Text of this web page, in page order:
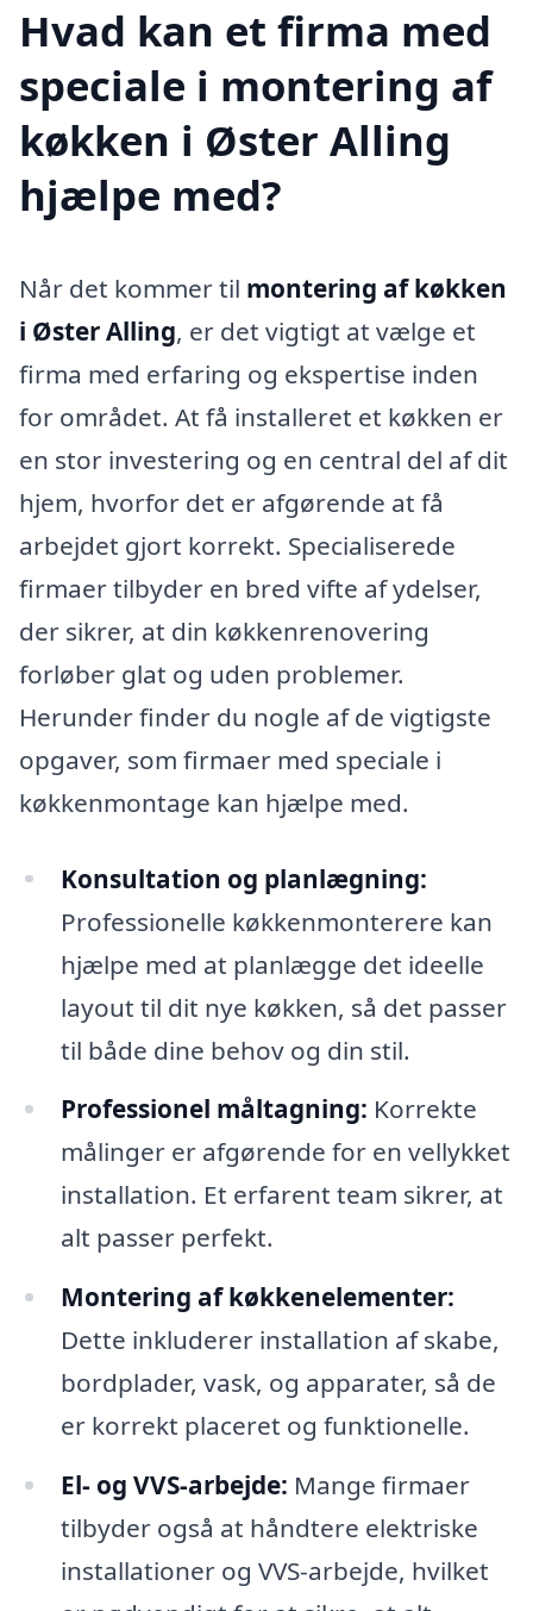
Hvad kan et firma med
speciale i montering af
køkken i Øster Alling
hjælpe med?
Når det kommer til montering af køkken
i Øster Alling, er det vigtigt at vælge et
firma med erfaring og ekspertise inden
for området. At få installeret et køkken er
en stor investering og en central del af dit
hjem, hvorfor det er afgørende at få
arbejdet gjort korrekt. Specialiserede
firmaer tilbyder en bred vifte af ydelser,
der sikrer, at din køkkenrenovering
forløber glat og uden problemer.
Herunder finder du nogle af de vigtigste
opgaver, som firmaer med speciale i
køkkenmontage kan hjælpe med.
Konsultation og planlægning:
Professionelle køkkenmonterere kan
hjælpe med at planlægge det ideelle
layout til dit nye køkken, så det passer
til både dine behov og din stil.
Professionel måltagning: Korrekte
målinger er afgørende for en vellykket
installation. Et erfarent team sikrer, at
alt passer perfekt.
Montering af køkkenelementer:
Dette inkluderer installation af skabe,
bordplader, vask, og apparater, så de
er korrekt placeret og funktionelle.
El- og VVS-arbejde: Mange firmaer
tilbyder også at håndtere elektriske
installationer og VVS-arbejde, hvilket